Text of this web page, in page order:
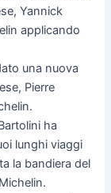
Yannick
applicando
una nuova
Pierre
ha
lunghi viaggi
la bandiera del